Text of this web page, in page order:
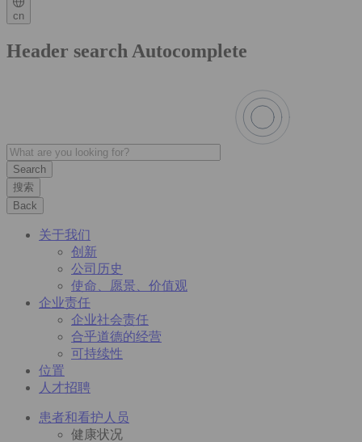
cn
Header search Autocomplete
搜索
Back
关于我们
创新
公司历史
使命、愿景、价值观
企业责任
企业社会责任
合乎道德的经营
可持续性
位置
人才招聘
患者和看护人员
健康状况